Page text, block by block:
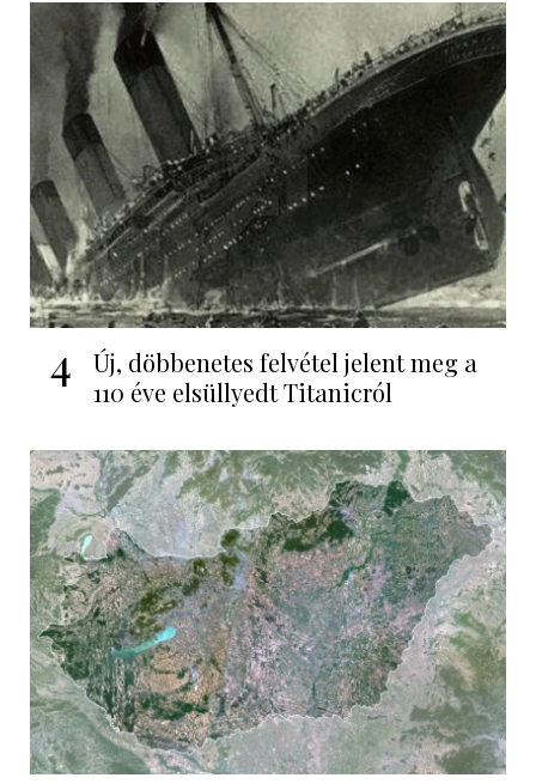
4
Új, döbbenetes felvétel jelent meg a
110 éve elsüllyedt Titanicról